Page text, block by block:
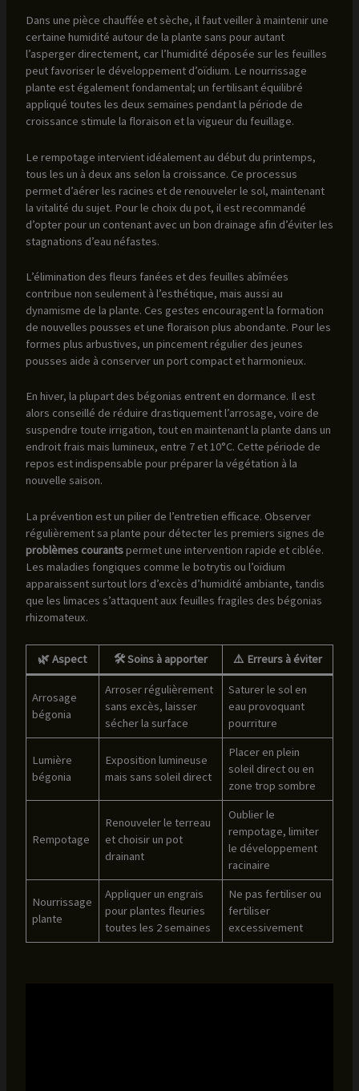
Dans une pièce chauffée et sèche, il faut veiller à maintenir une
certaine humidité autour de la plante sans pour autant
l’asperger directement, car l’humidité déposée sur les feuilles
peut favoriser le développement d’oïdium. Le nourrissage
plante est également fondamental; un fertilisant équilibré
appliqué toutes les deux semaines pendant la période de
croissance stimule la floraison et la vigueur du feuillage.
Le rempotage intervient idéalement au début du printemps,
tous les un à deux ans selon la croissance. Ce processus
permet d’aérer les racines et de renouveler le sol, maintenant
la vitalité du sujet. Pour le choix du pot, il est recommandé
d’opter pour un contenant avec un bon drainage afin d’éviter les
stagnations d’eau néfastes.
L’élimination des fleurs fanées et des feuilles abîmées
contribue non seulement à l’esthétique, mais aussi au
dynamisme de la plante. Ces gestes encouragent la formation
de nouvelles pousses et une floraison plus abondante. Pour les
formes plus arbustives, un pincement régulier des jeunes
pousses aide à conserver un port compact et harmonieux.
En hiver, la plupart des bégonias entrent en dormance. Il est
alors conseillé de réduire drastiquement l’arrosage, voire de
suspendre toute irrigation, tout en maintenant la plante dans un
endroit frais mais lumineux, entre 7 et 10°C. Cette période de
repos est indispensable pour préparer la végétation à la
nouvelle saison.
La prévention est un pilier de l’entretien efficace. Observer
régulièrement sa plante pour détecter les premiers signes de
problèmes courantspermet une intervention rapide et ciblée.
Les maladies fongiques comme le botrytis ou l’oïdium
apparaissent surtout lors d’excès d’humidité ambiante, tandis
que les limaces s’attaquent aux feuilles fragiles des bégonias
rhizomateux.
🌿 Aspect 🛠️ Soins à apporter ⚠️ Erreurs à éviter
Arrosage
bégonia
Arroser régulièrement
sans excès, laisser
sécher la surface
Saturer le sol en
eau provoquant
pourriture
Lumière
bégonia
Exposition lumineuse
mais sans soleil direct
Placer en plein
soleil direct ou en
zone trop sombre
Rempotage
Renouveler le terreau
et choisir un pot
drainant
Oublier le
rempotage, limiter
le développement
racinaire
Nourrissage
plante
Appliquer un engrais
pour plantes fleuries
toutes les 2 semaines
Ne pas fertiliser ou
fertiliser
excessivement